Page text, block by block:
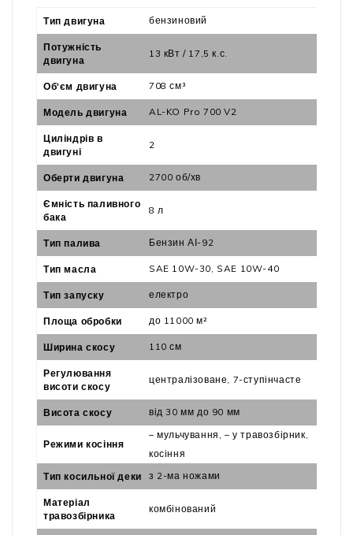
Тип двигуна бензиновий
Потужність
двигуна
13 кВт / 17,5 к.с.
Об'єм двигуна 708 см³
Модель двигуна AL-KO Pro 700 V2
Циліндрів в
двигуні
2
Оберти двигуна 2700 об/хв
Ємність паливного
бака
8 л
Тип палива Бензин АІ-92
Тип масла SAE 10W-30, SAE 10W-40
Тип запуску електро
Площа обробки до 11000 м²
Ширина скосу 110 см
Регулювання
висоти скосу
централізоване, 7-ступінчасте
Висота скосу від 30 мм до 90 мм
Режими косіння
– мульчування, – у травозбірник,
косіння
Тип косильної деки
з 2-ма ножами
Матеріал
травозбірника
комбінований